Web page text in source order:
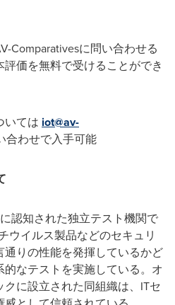
Comparativesに問い合わせる
価を無料で受けることができ
いては iot@av-
合わせで入手可能
認知された独立テスト機関で
ウイルス製品などのセキュリ
りの性能を発揮しているかど
なテストを実施している。オ
に設立された同組織は、ITセ